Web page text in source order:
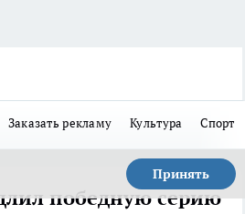
Заказать рекламу Культура Спорт
Принять
победную серию